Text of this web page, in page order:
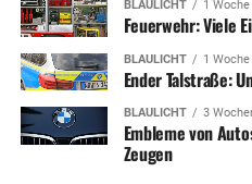
BLAULICHT 1
Feuerwehr: Viele
BLAULICHT 1
Ender Talstraße:
BLAULICHT 3
Embleme von
Zeugen